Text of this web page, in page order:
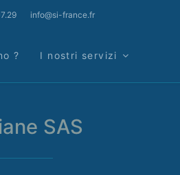
info@si-france.fr
? I nostri servizi
SAS